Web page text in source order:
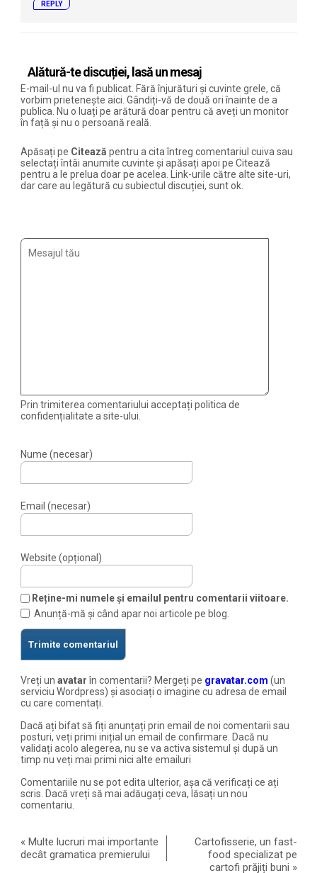
REPLY
Alătură-te discuției, lasă un mesaj
E-mail-ul nu va fi publicat. Fără înjurături și cuvinte grele, că
vorbim prietenește aici. Gândiți-vă de două ori înainte de a
publica. Nu o luați pe arătură doar pentru că aveți un monitor
în față și nu o persoană reală.
Apăsați pe Citează pentru a cita întreg comentariul cuiva sau
selectați întâi anumite cuvinte și apăsați apoi pe Citează
pentru a le prelua doar pe acelea. Link-urile către alte site-uri,
dar care au legătură cu subiectul discuției, sunt ok.
Prin trimiterea comentariului acceptați politica de
confidențialitate a site-ului.
Nume (necesar)
Email (necesar)
Website (opțional)
Reține-mi numele și emailul pentru comentarii viitoare.
Anunță-mă și când apar noi articole pe blog.
Vreți unavatarîn comentarii? Mergeți pe gravatar.com (un
serviciu Wordpress) și asociați o imagine cu adresa de email
cu care comentați.
Dacă ați bifat să fiți anunțați prin email de noi comentarii sau
posturi, veți primi inițial un email de confirmare. Dacă nu
validați acolo alegerea, nu se va activa sistemul și după un
timp nu veți mai primi nici alte emailuri
Comentariile nu se pot edita ulterior, așa că verificați ce ați
scris. Dacă vreți să mai adăugați ceva, lăsați un nou
comentariu.
« Multe lucruri mai importante
decât gramatica premierului
Cartofisserie, un fast-
food specializat pe
cartofi prăjiți buni »